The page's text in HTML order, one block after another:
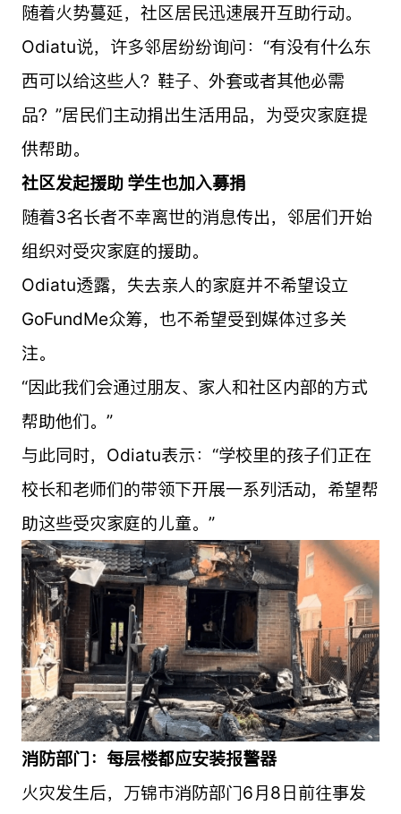
随着火势蔓延，社区居民迅速展开互助行动。
Odiatu说，许多邻居纷纷询问：“有没有什么东
西可以给这些人？鞋子、外套或者其他必需
品？”居民们主动捐出生活用品，为受灾家庭提
供帮助。
社区发起援助 学生也加入募捐
随着3名长者不幸离世的消息传出，邻居们开始
组织对受灾家庭的援助。
Odiatu透露，失去亲人的家庭并不希望设立
GoFundMe众筹，也不希望受到媒体过多关
注。
“因此我们会通过朋友、家人和社区内部的方式
帮助他们。”
与此同时，Odiatu表示：“学校里的孩子们正在
校长和老师们的带领下开展一系列活动，希望帮
助这些受灾家庭的儿童。”
消防部门：每层楼都应安装报警器
火灾发生后，万锦市消防部门6月8日前往事发